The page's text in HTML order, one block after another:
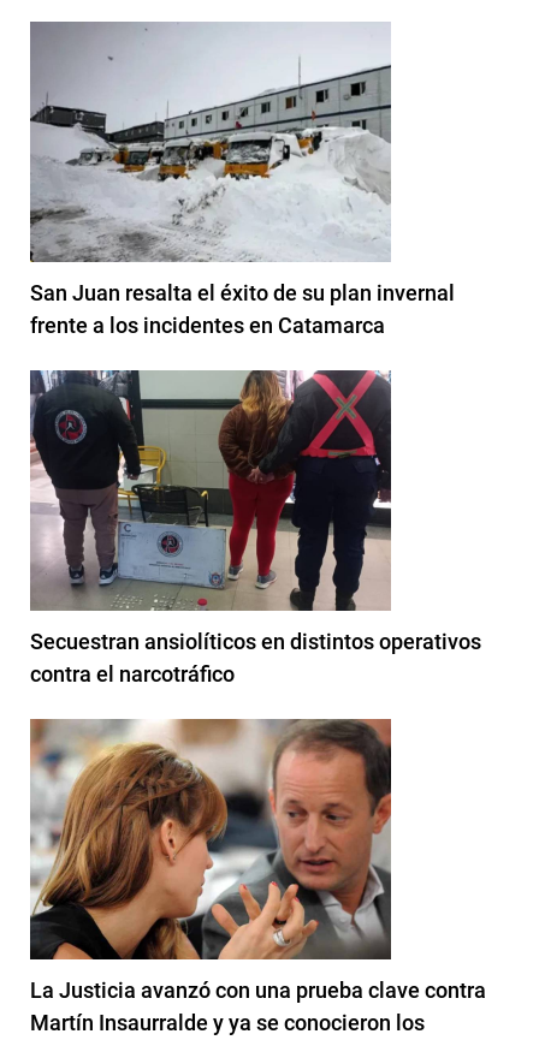
San Juan resalta el éxito de su plan invernal
frente a los incidentes en Catamarca
Secuestran ansiolíticos en distintos operativos
contra el narcotráfico
La Justicia avanzó con una prueba clave contra
Martín Insaurralde y ya se conocieron los